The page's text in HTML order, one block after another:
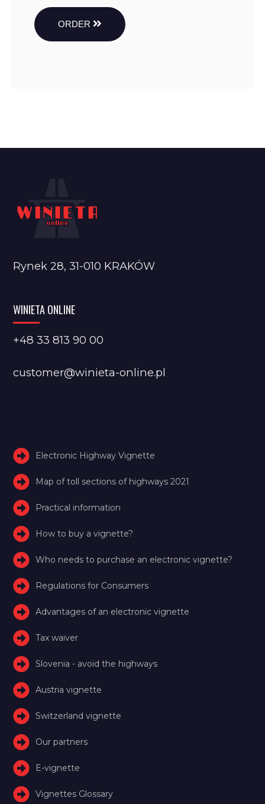
ORDER
Rynek 28, 31-010 KRAKÓW
WINIETA ONLINE
+48 33 813 90 00
customer@winieta-online.pl
Electronic Highway Vignette
Map of toll sections of highways 2021
Practical information
How to buy a vignette?
Who needs to purchase an electronic vignette?
Regulations for Consumers
Advantages of an electronic vignette
Tax waiver
Slovenia - avoid the highways
Austria vignette
Switzerland vignette
Our partners
E-vignette
Vignettes Glossary